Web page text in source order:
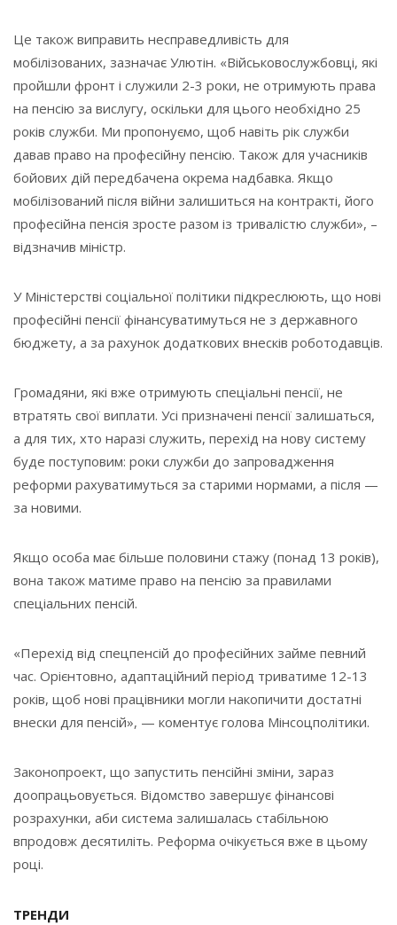
Це також виправить несправедливість для
мобілізованих, зазначає Улютін. «Військовослужбовці, які
пройшли фронт і служили 2-3 роки, не отримують права
на пенсію за вислугу, оскільки для цього необхідно 25
років служби. Ми пропонуємо, щоб навіть рік служби
давав право на професійну пенсію. Також для учасників
бойових дій передбачена окрема надбавка. Якщо
мобілізований після війни залишиться на контракті, його
професійна пенсія зросте разом із тривалістю служби», –
відзначив міністр.
У Міністерстві соціальної політики підкреслюють, що нові
професійні пенсії фінансуватимуться не з державного
бюджету, а за рахунок додаткових внесків роботодавців.
Громадяни, які вже отримують спеціальні пенсії, не
втратять свої виплати. Усі призначені пенсії залишаться,
а для тих, хто наразі служить, перехід на нову систему
буде поступовим: роки служби до запровадження
реформи рахуватимуться за старими нормами, а після —
за новими.
Якщо особа має більше половини стажу (понад 13 років),
вона також матиме право на пенсію за правилами
спеціальних пенсій.
«Перехід від спецпенсій до професійних займе певний
час. Орієнтовно, адаптаційний період триватиме 12-13
років, щоб нові працівники могли накопичити достатні
внески для пенсій», — коментує голова Мінсоцполітики.
Законопроект, що запустить пенсійні зміни, зараз
доопрацьовується. Відомство завершує фінансові
розрахунки, аби система залишалась стабільною
впродовж десятиліть. Реформа очікується вже в цьому
році.
ТРЕНДИ